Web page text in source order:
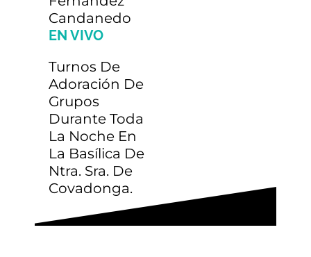
Candanedo
EN VIVO
Turnos De
Adoración De
Grupos
Durante Toda
La Noche En
La Basílica De
Ntra. Sra. De
Covadonga.
Autobús de Madrid
(solo ida)
Autobús desde
Tarragona (Ida y
vuelta)
Autobús Cantabria
€15